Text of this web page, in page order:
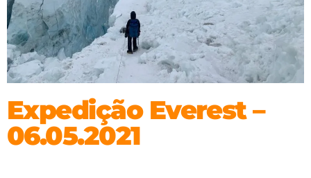
Expedição Everest –
06.05.2021